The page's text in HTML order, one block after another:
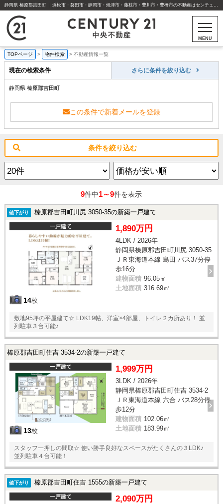
静岡県 榛原郡吉田町 ｜浜松市・磐田市・静岡市・焼津市・藤枝市・豊川市・豊橋市の不動産はセンチュリー21中央不動産
MENU
TOPページ > 物件検索 > 不動産情報一覧
現在の検索条件 さらに条件を絞り込む
静岡県 榛原郡吉田町
この条件で新着メールを登録
条件を絞り込む
9件中1～9件を表示
値下がり 榛原郡吉田町川尻 3050-35の新築一戸建て
一戸建て
14枚
1,890万円
4LDK / 2026年
静岡県榛原郡吉田町川尻 3050-35
ＪＲ東海道本線 島田 バス37分停
歩16分
建物面積 96.05㎡
土地面積 316.69㎡
敷地95坪の平屋建て☆ LDK19帖、洋室×4部屋、トイレ２カ所あり！ 並
列駐車３台可能♪
榛原郡吉田町住吉 3534-2の新築一戸建て
一戸建て
13枚
1,999万円
3LDK / 2026年
静岡県榛原郡吉田町住吉 3534-2
ＪＲ東海道本線 六合 バス28分停
歩12分
建物面積 102.06㎡
土地面積 183.99㎡
スタッフ一押しの間取☆ 使い勝手良好なスペースがたくさんの３LDK♪
並列駐車４台可能！
値下がり 榛原郡吉田町住吉 1555の新築一戸建て
一戸建て 2,090万円